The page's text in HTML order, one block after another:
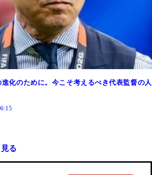
進化のために。今こそ考えるべき代表監督の人
る